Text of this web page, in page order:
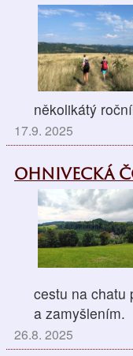
několikátý
17.9. 2025
OHNIVECKÁ
cestu na chatu
a zamyšlením.
26.8. 2025